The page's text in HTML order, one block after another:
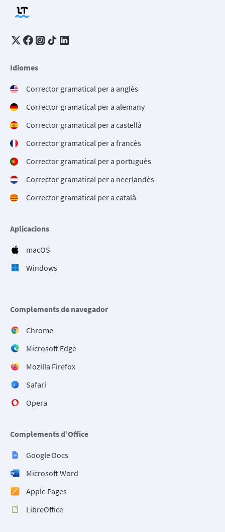
Idiomes
Corrector gramatical per a anglès
Corrector gramatical per a alemany
Corrector gramatical per a castellà
Corrector gramatical per a francès
Corrector gramatical per a portuguès
Corrector gramatical per a neerlandès
Corrector gramatical per a català
Aplicacions
macOS
Windows
Complements de navegador
Chrome
Microsoft Edge
Mozilla Firefox
Safari
Opera
Complements d’Office
Google Docs
Microsoft Word
Apple Pages
LibreOffice